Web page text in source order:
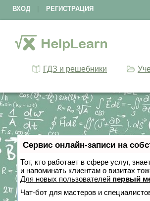
ВХОД РЕГИСТРАЦИЯ
ГДЗ и решебники
Сервис онлайн-записи на
Тот, кто работает в сфере услуг,
и напоминать клиентам о визитах
Для новых пользователей первый
Чат-бот для мастеров и